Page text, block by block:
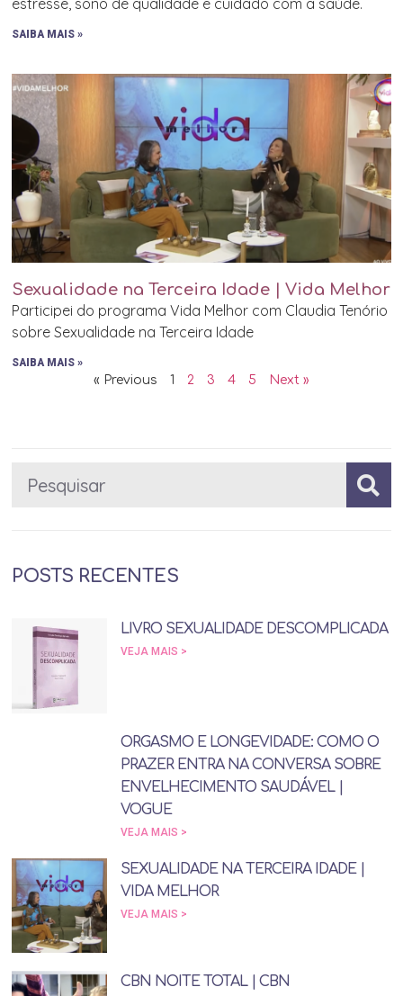
SAIBA MAIS »
Sexualidade na Terceira Idade | Vida Melhor
Participei do programa Vida Melhor com Claudia Tenório
sobre Sexualidade na Terceira Idade
SAIBA MAIS »
« Previous 1 2 3 4 5 Next »
POSTS RECENTES
LIVRO SEXUALIDADE DESCOMPLICADA
VEJA MAIS >
ORGASMO E LONGEVIDADE: COMO O
PRAZER ENTRA NA CONVERSA SOBRE
ENVELHECIMENTO SAUDÁVEL |
VOGUE
VEJA MAIS >
SEXUALIDADE NA TERCEIRA IDADE |
VIDA MELHOR
VEJA MAIS >
CBN NOITE TOTAL | CBN